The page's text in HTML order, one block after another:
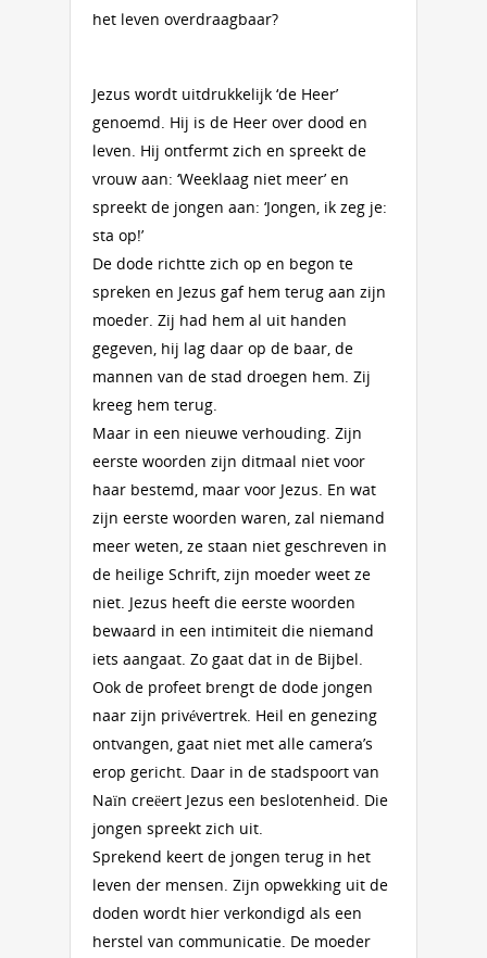
het leven overdraagbaar?
Jezus wordt uitdrukkelijk ‘de Heer’
genoemd. Hij is de Heer over dood en
leven. Hij ontfermt zich en spreekt de
vrouw aan: ‘Weeklaag niet meer’ en
spreekt de jongen aan: ‘Jongen, ik zeg je:
sta op!’
De dode richtte zich op en begon te
spreken en Jezus gaf hem terug aan zijn
moeder. Zij had hem al uit handen
gegeven, hij lag daar op de baar, de
mannen van de stad droegen hem. Zij
kreeg hem terug.
Maar in een nieuwe verhouding. Zijn
eerste woorden zijn ditmaal niet voor
haar bestemd, maar voor Jezus. En wat
zijn eerste woorden waren, zal niemand
meer weten, ze staan niet geschreven in
de heilige Schrift, zijn moeder weet ze
niet. Jezus heeft die eerste woorden
bewaard in een intimiteit die niemand
iets aangaat. Zo gaat dat in de Bijbel.
Ook de profeet brengt de dode jongen
naar zijn privévertrek. Heil en genezing
ontvangen, gaat niet met alle camera’s
erop gericht. Daar in de stadspoort van
Naïn creëert Jezus een beslotenheid. Die
jongen spreekt zich uit.
Sprekend keert de jongen terug in het
leven der mensen. Zijn opwekking uit de
doden wordt hier verkondigd als een
herstel van communicatie. De moeder